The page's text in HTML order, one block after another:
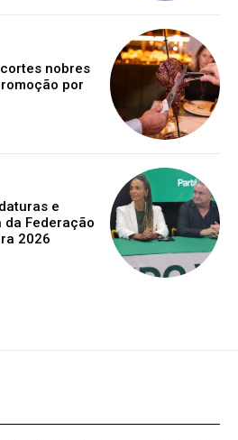
nobres
por
e
da Federação
2026